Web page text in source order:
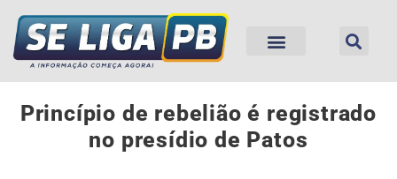
Princípio de rebelião é registrado
no presídio de Patos